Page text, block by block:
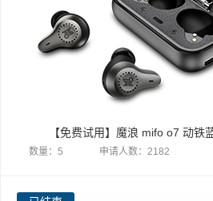
【免费试用】魔浪 mifo o7 动铁
数量：5 申请人数：2182